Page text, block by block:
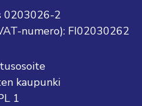
0203026-2
numero): FI02030262
kaupunki
1